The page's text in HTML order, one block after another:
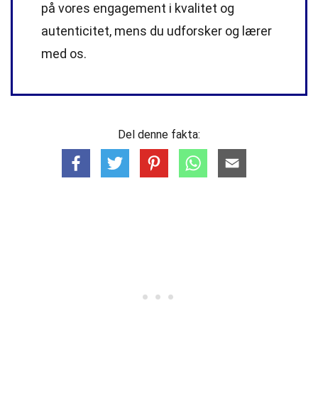
på vores engagement i kvalitet og
autenticitet, mens du udforsker og lærer
med os.
Del denne fakta: